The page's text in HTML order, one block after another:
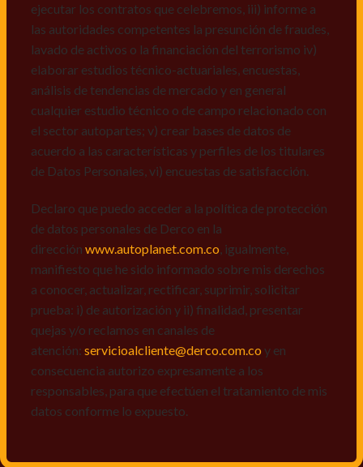
Declaro que puedo acceder a la política de protección
de datos personales de Derco en la
direcciónwww.autoplanet.com.co, igualmente,
manifiesto que he sido informado sobre mis derechos
a conocer, actualizar, rectificar, suprimir, solicitar
prueba: i) de autorización y ii) finalidad, presentar
quejas y/o reclamos en canales de
atención: servicioalcliente@derco.com.coy en
responsables, para que efectúen el tratamiento de mis
datos conforme lo expuesto.
ejecutar los contratos que celebremos, iii) informe a
las autoridades competentes la presunción de fraudes,
lavado de activos o la financiación del terrorismo iv)
elaborar estudios técnico-actuariales, encuestas,
análisis de tendencias de mercado y en general
cualquier estudio técnico o de campo relacionado con
el sector autopartes; v) crear bases de datos de
acuerdo a las características y perfiles de los titulares
de Datos Personales, vi) encuestas de satisfacción.
Declaro que puedo acceder a la política de protección
de datos personales de Derco en la
dirección www.autoplanet.com.co , igualmente,
manifiesto que he sido informado sobre mis derechos
a conocer, actualizar, rectificar, suprimir, solicitar
prueba: i) de autorización y ii) finalidad, presentar
quejas y/o reclamos en canales de
atención: servicioalcliente@derco.com.co y en
consecuencia autorizo expresamente a los
responsables, para que efectúen el tratamiento de mis
datos conforme lo expuesto.